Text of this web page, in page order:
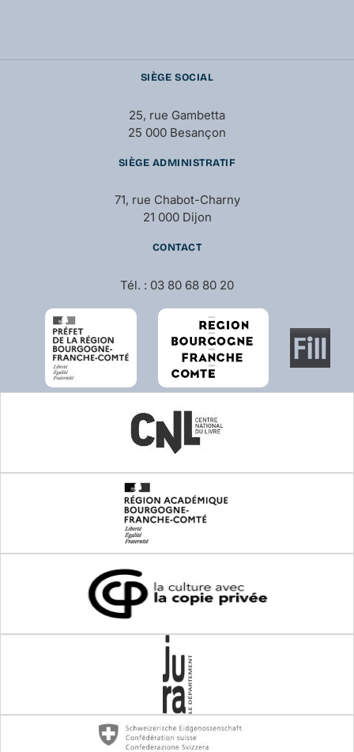
SIÈGE SOCIAL
25, rue Gambetta
25 000 Besançon
SIÈGE ADMINISTRATIF
71, rue Chabot-Charny
21 000 Dijon
CONTACT
Tél. : 03 80 68 80 20